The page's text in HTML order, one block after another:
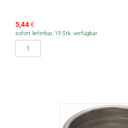
5,44€
sofort lieferbar, 19 Stk. verfügbar